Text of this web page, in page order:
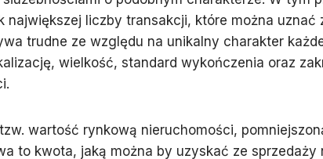
największej liczby transakcji, które można uznać
trudne ze względu na unikalny charakter
wielkość, standard wykończenia oraz
wartość rynkową nieruchomości,
to kwota, jaką można by uzyskać ze sprzedaży